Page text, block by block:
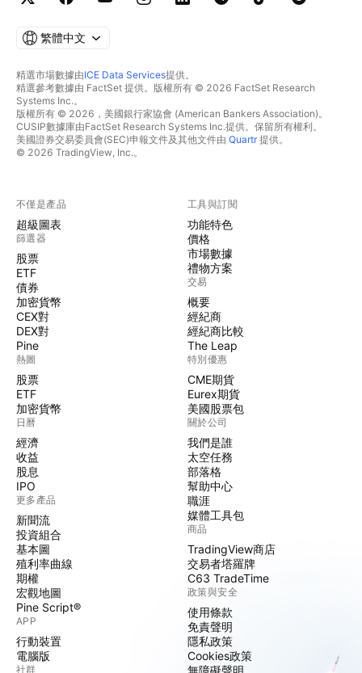
繁體中文
精選市場數據由ICE Data Services提供。
精選參考數據由 FactSet 提供。版權所有 © 2026 FactSet Research
Systems Inc.。
版權所有 © 2026，美國銀行家協會 (American Bankers Association)。
CUSIP數據庫由FactSet Research Systems Inc.提供。保留所有權利。
美國證券交易委員會(SEC)申報文件及其他文件由 Quartr提供。
© 2026 TradingView, Inc.。
不僅是產品
超級圖表
篩選器
股票
ETF
債券
加密貨幣
CEX對
DEX對
Pine
熱圖
股票
ETF
加密貨幣
日曆
經濟
收益
股息
IPO
更多產品
新聞流
投資組合
基本圖
殖利率曲線
期權
宏觀地圖
Pine Script®
APP
行動裝置
電腦版
社群
工具與訂閱
功能特色
價格
市場數據
禮物方案
交易
概要
經紀商
經紀商比較
The Leap
特別優惠
CME期貨
Eurex期貨
美國股票包
關於公司
我們是誰
太空任務
部落格
幫助中心
職涯
媒體工具包
商品
TradingView商店
交易者塔羅牌
C63 TradeTime
政策與安全
使用條款
免責聲明
隱私政策
Cookies政策
無障礙聲明